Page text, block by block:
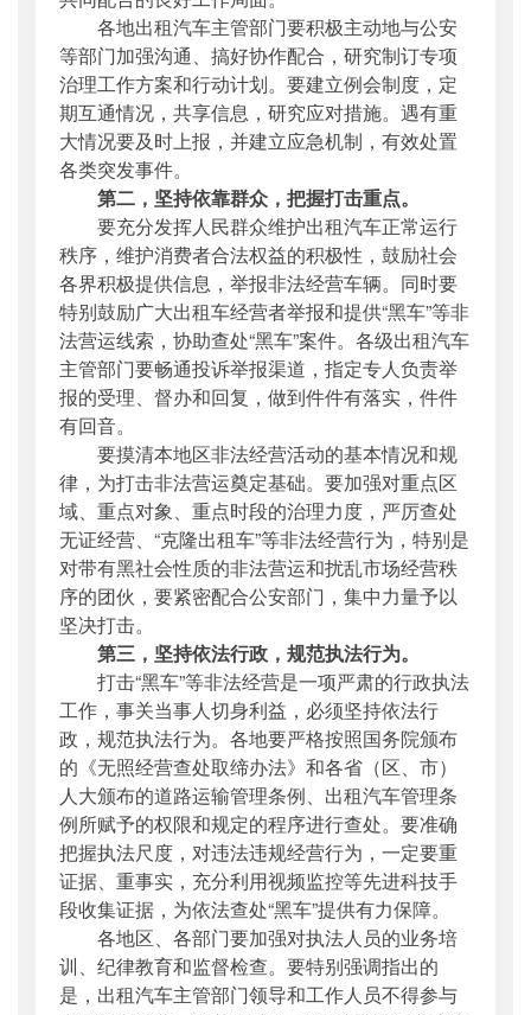
各地出租汽车主管部门要积极主动地与公安
等部门加强沟通、搞好协作配合，研究制订专项
治理工作方案和行动计划。要建立例会制度，定
期互通情况，共享信息，研究应对措施。遇有重
大情况要及时上报，并建立应急机制，有效处置
各类突发事件。
第二，坚持依靠群众，把握打击重点。
要充分发挥人民群众维护出租汽车正常运行
秩序，维护消费者合法权益的积极性，鼓励社会
各界积极提供信息，举报非法经营车辆。同时要
特别鼓励广大出租车经营者举报和提供“黑车”等非
法营运线索，协助查处“黑车”案件。各级出租汽车
主管部门要畅通投诉举报渠道，指定专人负责举
报的受理、督办和回复，做到件件有落实，件件
有回音。
要摸清本地区非法经营活动的基本情况和规
律，为打击非法营运奠定基础。要加强对重点区
域、重点对象、重点时段的治理力度，严厉查处
无证经营、“克隆出租车”等非法经营行为，特别是
对带有黑社会性质的非法营运和扰乱市场经营秩
序的团伙，要紧密配合公安部门，集中力量予以
坚决打击。
第三，坚持依法行政，规范执法行为。
打击“黑车”等非法经营是一项严肃的行政执法
工作，事关当事人切身利益，必须坚持依法行
政，规范执法行为。各地要严格按照国务院颁布
的《无照经营查处取缔办法》和各省（区、市）
人大颁布的道路运输管理条例、出租汽车管理条
例所赋予的权限和规定的程序进行查处。要准确
把握执法尺度，对违法违规经营行为，一定要重
证据、重事实，充分利用视频监控等先进科技手
段收集证据，为依法查处“黑车”提供有力保障。
各地区、各部门要加强对执法人员的业务培
训、纪律教育和监督检查。要特别强调指出的
是，出租汽车主管部门领导和工作人员不得参与